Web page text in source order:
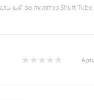
вентилятор Shuft Tube